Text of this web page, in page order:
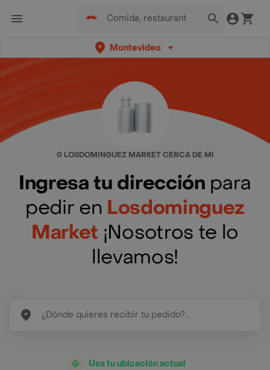
Montevideo
0 LOSDOMINGUEZ MARKET CERCA DE MI
Ingresa tu dirección para
pedir en Losdominguez
Market ¡Nosotros te lo
llevamos!
Usa tu ubicación actual